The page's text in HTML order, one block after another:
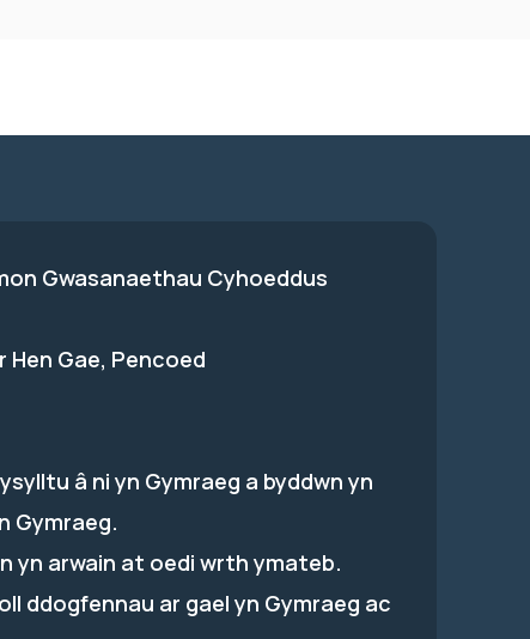
Gwasanaethau Cyhoeddus
Hen Gae, Pencoed
â ni yn Gymraeg a byddwn yn
Gymraeg.
yn arwain at oedi wrth ymateb.
ddogfennau ar gael yn Gymraeg ac